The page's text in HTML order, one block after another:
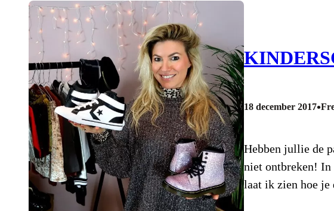
18 december 2017•
Hebben jullie de
niet ontbreken! In
laat ik zien hoe je